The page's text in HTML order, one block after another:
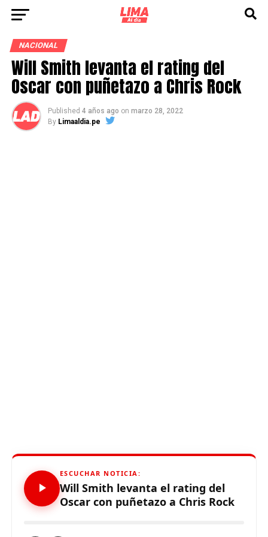
NACIONAL
Will Smith levanta el rating del
Oscar con puñetazo a Chris Rock
Published 4 años ago on marzo 28, 2022
By Limaaldia.pe
ESCUCHAR NOTICIA:
Will Smith levanta el rating del
Oscar con puñetazo a Chris Rock